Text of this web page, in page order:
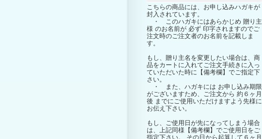
こちらの商品には、お申し込みハガキが
封入されています。
・ このハガキにはあらかじめ 贈り主
様 のお名前が 必ず 印字されますのでご
注文時のご注文者のお名前を記載しま
す。
もし、贈り主名を変更したい場合は、商
品をカートに入れてご注文手続きに入っ
ていただいた時に【備考欄】でご指定下
さい。
・ また、ハガキには お申し込み期限
がございますため、ご注文から 約６ヶ月
後 までにご使用いただけますよう先様に
お伝え下さい。
もし、ご使用日が先になってしまう場合
は、上記同様【備考欄】でご使用日をご
指定下さい。 その日から起算して６ヶ月